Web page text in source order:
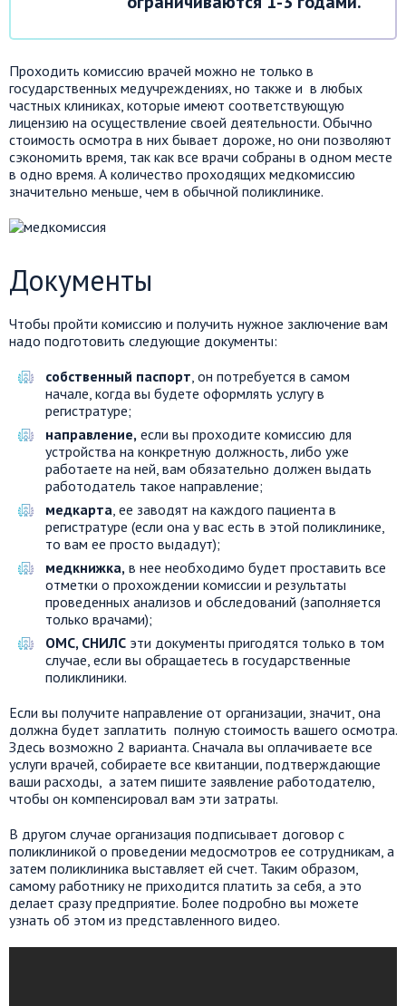
Проходить комиссию врачей можно не только в
государственных медучреждениях, но также и в любых
частных клиниках, которые имеют соответствующую
лицензию на осуществление своей деятельности. Обычно
стоимость осмотра в них бывает дороже, но они позволяют
сэкономить время, так как все врачи собраны в одном месте
в одно время. А количество проходящих медкомиссию
значительно меньше, чем в обычной поликлинике.
Документы
Чтобы пройти комиссию и получить нужное заключение вам
надо подготовить следующие документы:
собственный паспорт, он потребуется в самом
начале, когда вы будете оформлять услугу в
регистратуре;
направление, если вы проходите комиссию для
устройства на конкретную должность, либо уже
работаете на ней, вам обязательно должен выдать
работодатель такое направление;
медкарта, ее заводят на каждого пациента в
регистратуре (если она у вас есть в этой поликлинике,
то вам ее просто выдадут);
медкнижка, в нее необходимо будет проставить все
отметки о прохождении комиссии и результаты
проведенных анализов и обследований (заполняется
только врачами);
ОМС, СНИЛС эти документы пригодятся только в том
случае, если вы обращаетесь в государственные
поликлиники.
Если вы получите направление от организации, значит, она
должна будет заплатить полную стоимость вашего осмотра.
Здесь возможно 2 варианта. Сначала вы оплачиваете все
услуги врачей, собираете все квитанции, подтверждающие
ваши расходы, а затем пишите заявление работодателю,
чтобы он компенсировал вам эти затраты.
В другом случае организация подписывает договор с
поликлиникой о проведении медосмотров ее сотрудникам, а
затем поликлиника выставляет ей счет. Таким образом,
самому работнику не приходится платить за себя, а это
делает сразу предприятие. Более подробно вы можете
узнать об этом из представленного видео.